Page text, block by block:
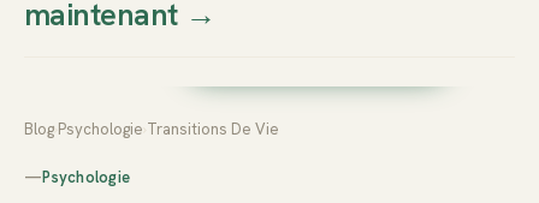
Thierry
Prendre rendez-vous dès
maintenant→
Blog Psychologie Transitions De Vie
—Psychologie